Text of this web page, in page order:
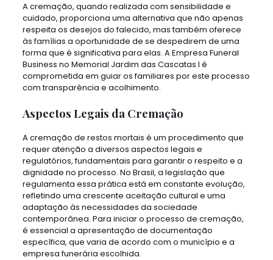
A cremação, quando realizada com sensibilidade e
cuidado, proporciona uma alternativa que não apenas
respeita os desejos do falecido, mas também oferece
às famílias a oportunidade de se despedirem de uma
forma que é significativa para elas. A Empresa Funeral
Business no Memorial Jardim das Cascatas I é
comprometida em guiar os familiares por este processo
com transparência e acolhimento.
Aspectos Legais da Cremação
A cremação de restos mortais é um procedimento que
requer atenção a diversos aspectos legais e
regulatórios, fundamentais para garantir o respeito e a
dignidade no processo. No Brasil, a legislação que
regulamenta essa prática está em constante evolução,
refletindo uma crescente aceitação cultural e uma
adaptação às necessidades da sociedade
contemporânea. Para iniciar o processo de cremação,
é essencial a apresentação de documentação
específica, que varia de acordo com o município e a
empresa funerária escolhida.